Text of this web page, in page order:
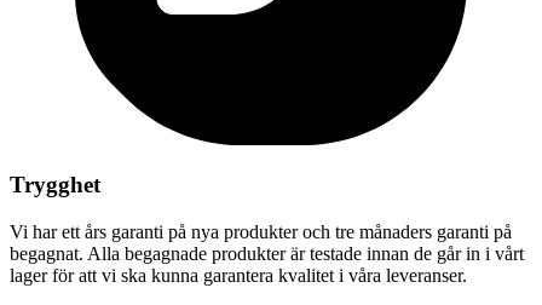
Trygghet
Vi har ett års garanti på nya produkter och tre månaders garanti på
begagnat. Alla begagnade produkter är testade innan de går in i vårt
lager för att vi ska kunna garantera kvalitet i våra leveranser.